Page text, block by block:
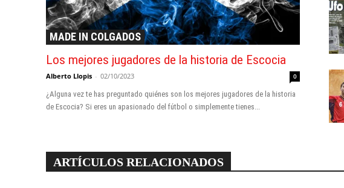
MADE IN COLGADOS
Los mejores jugadores de la historia de Escocia
Alberto Llopis - 02/10/2023 0
¿Alguna vez te has preguntado quiénes son los mejores jugadores de la historia
de Escocia? Si eres un apasionado del fútbol o simplemente tienes...
ARTÍCULOS RELACIONADOS